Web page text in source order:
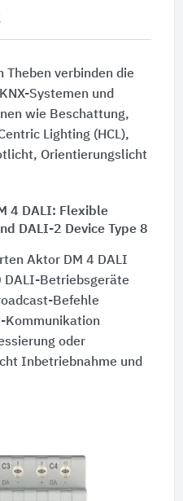
Theben verbinden die
Systemen und
wie Beschattung,
Lighting (HCL),
Orientierungslicht
4 DALI: Flexible
DALI-2 Device Type 8
Aktor DM 4 DALI
DALI-Betriebsgeräte
Befehle
Kommunikation
oder
Inbetriebnahme und